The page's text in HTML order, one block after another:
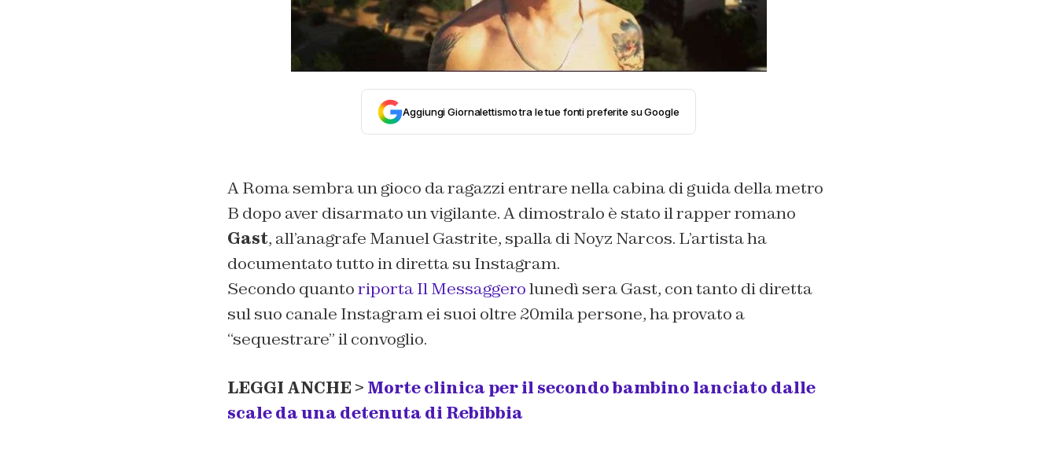
Aggiungi Giornalettismo tra le tue fonti preferite su Google
A Roma sembra un gioco da ragazzi entrare nella cabina di guida della metro
B dopo aver disarmato un vigilante. A dimostralo è stato il rapper romano
Gast, all’anagrafe Manuel Gastrite, spalla di Noyz Narcos. L’artista ha
documentato tutto in diretta su Instagram.
Secondo quantoriporta Il Messaggerolunedì sera Gast, con tanto di diretta
sul suo canale Instagram ei suoi oltre 20mila persone, ha provato a
“sequestrare” il convoglio.
LEGGI ANCHE > Morte clinica per il secondo bambino lanciato dalle
scale da una detenuta di Rebibbia